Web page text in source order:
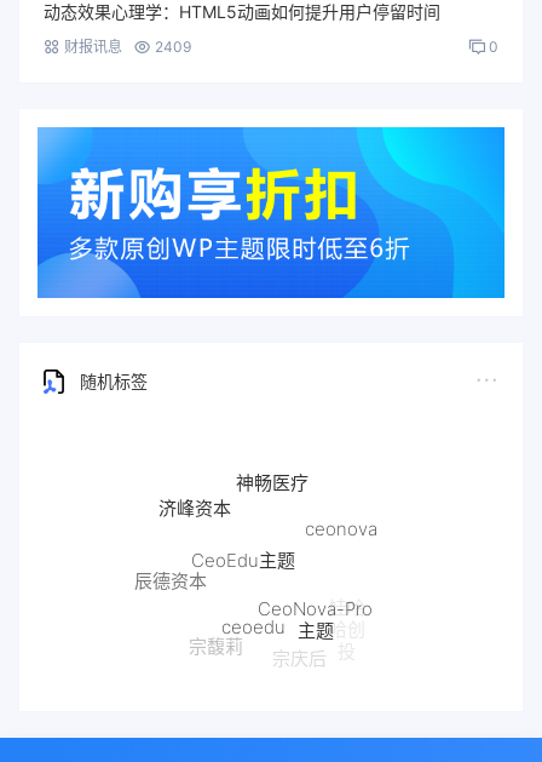
动态效果心理学：HTML5动画如何提升用户停留时间
财报讯息 2409 0
随机标签
娃哈
哈创
投
宗庆后
宗馥莉
辰德资本
济峰资本
神畅医疗
CeoNova-Pro
主题
ceoedu